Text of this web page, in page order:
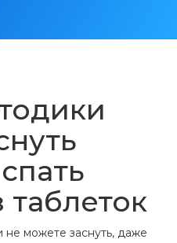
таблеток
не можете заснуть, даже